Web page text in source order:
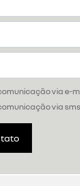
via e-
via sms